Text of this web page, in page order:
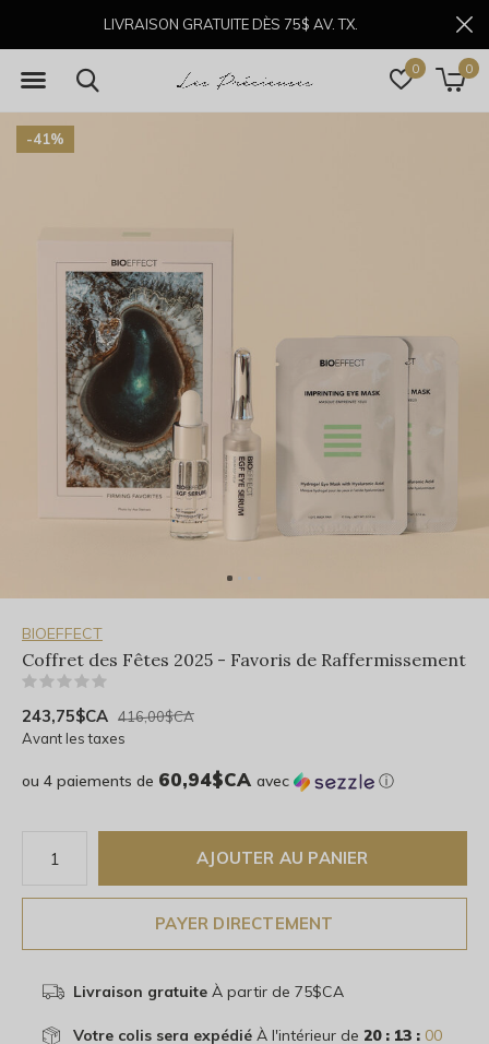
0 0
LIVRAISON GRATUITE DÈS 75$ AV. TX.
-41%
BIOEFFECT
Coffret des Fêtes 2025 - Favoris de Raffermissement
243,75$CA 416,00$CA
Avant les taxes
ou 4 paiements de 60,94$CA avec ⓘ
AJOUTER AU PANIER
PAYER DIRECTEMENT
Livraison gratuiteÀ partir de 75$CA
Votre colis sera expédiéÀ l'intérieur de 20 : 13 : 00